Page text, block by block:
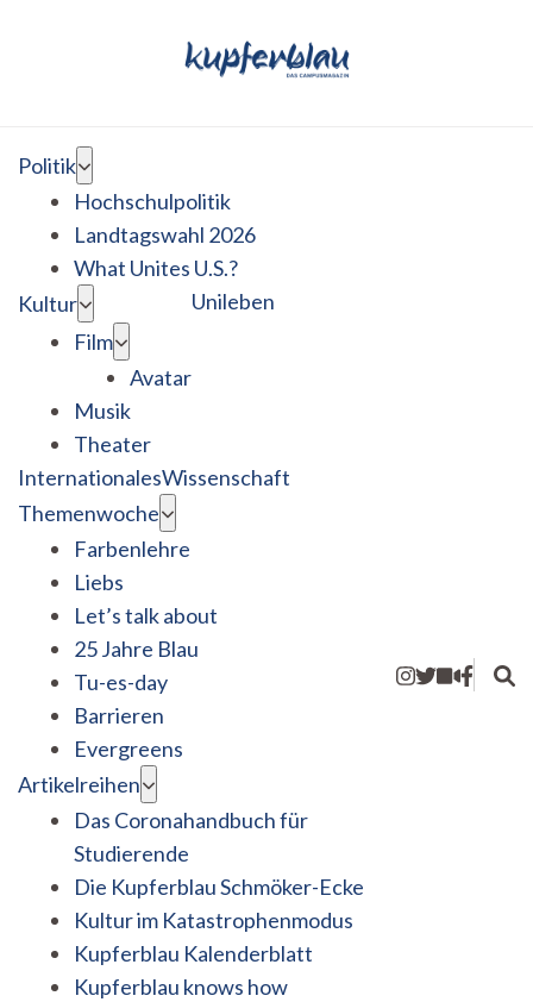
Politik
Hochschulpolitik
Landtagswahl 2026
What Unites U.S.?
Kultur
Film
Avatar
Musik
Theater
Unileben
InternationalesWissenschaft
Themenwoche
Farbenlehre
Liebs
Let’s talk about
25 Jahre Blau
Tu-es-day
Barrieren
Evergreens
Artikelreihen
Das Coronahandbuch für
Studierende
Die Kupferblau Schmöker-Ecke
Kultur im Katastrophenmodus
Kupferblau Kalenderblatt
Kupferblau knows how